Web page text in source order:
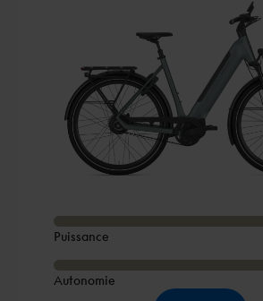
Puissance
Autonomie